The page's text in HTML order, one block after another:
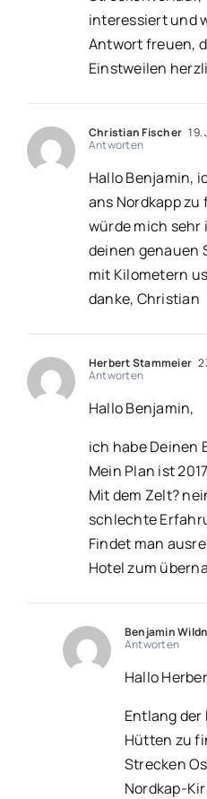
interessiert und
Antwort freuen,
Einstweilen
Christian Fischer 19.
Antworten
Hallo Benjamin,
ans Nordkapp
würde mich sehr
deinen genauen
mit Kilometern
danke, Christian
Herbert Stammeier
Antworten
Hallo Benjamin,
ich habe Deinen
Mein Plan ist
Mit dem Zelt?
schlechte
Findet man
Hotel zum
Benjamin
Antworten
Hallo
Entlang
Hütten zu
Strecken
Nordkap-